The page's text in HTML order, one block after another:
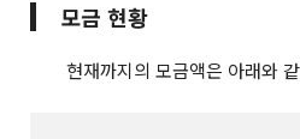
모금 현황
현재까지의 모금액은 아래와